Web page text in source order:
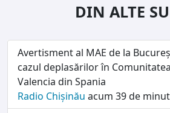
DIN ALTE
Avertisment al MAE de la
cazul deplasărilor în
Valencia din Spania
Radio Chișinău acum 39 de